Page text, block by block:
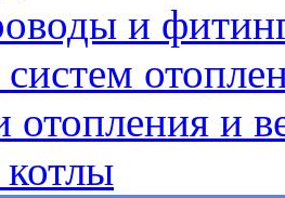
и
отопления и